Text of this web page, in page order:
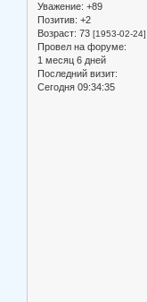
Уважение: +89
Позитив: +2
Возраст: 73 [1953-02-24]
Провел на форуме:
1 месяц 6 дней
Последний визит:
Сегодня 09:34:35